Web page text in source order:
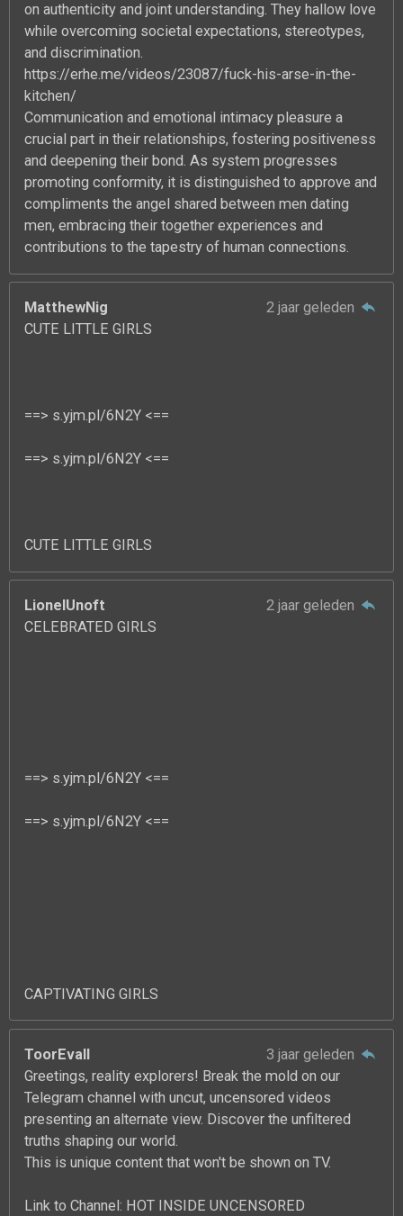
on authenticity and joint understanding. They hallow love
while overcoming societal expectations, stereotypes,
and discrimination.
https://erhe.me/videos/23087/fuck-his-arse-in-the-
kitchen/
Communication and emotional intimacy pleasure a
crucial part in their relationships, fostering positiveness
and deepening their bond. As system progresses
promoting conformity, it is distinguished to approve and
compliments the angel shared between men dating
men, embracing their together experiences and
contributions to the tapestry of human connections.
MatthewNig
2 jaar geleden
CUTE LITTLE GIRLS
==> s.yjm.pl/6N2Y <==
==> s.yjm.pl/6N2Y <==
CUTE LITTLE GIRLS
LionelUnoft
2 jaar geleden
CELEBRATED GIRLS
==> s.yjm.pl/6N2Y <==
==> s.yjm.pl/6N2Y <==
CAPTIVATING GIRLS
ToorEvall
3 jaar geleden
Greetings, reality explorers! Break the mold on our
Telegram channel with uncut, uncensored videos
presenting an alternate view. Discover the unfiltered
truths shaping our world.
This is unique content that won't be shown on TV.
Link to Channel: HOT INSIDE UNCENSORED